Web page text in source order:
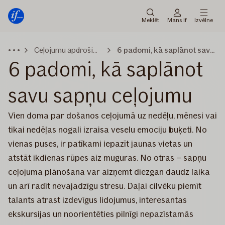
izvēlne
Meklēt Mans If Izvēlne
Ceļojumu apdrošināšana 6 padomi, kā saplānot savu sapņu ceļojumu
6 padomi, kā saplānot
savu sapņu ceļojumu
Vien doma par došanos ceļojumā uz nedēļu, mēnesi vai
tikai nedēļas nogali izraisa veselu emociju buķeti. No
vienas puses, ir patīkami iepazīt jaunas vietas un
atstāt ikdienas rūpes aiz muguras. No otras – sapņu
ceļojuma plānošana var aizņemt diezgan daudz laika
un arī radīt nevajadzīgu stresu. Daļai cilvēku piemīt
talants atrast izdevīgus lidojumus, interesantas
ekskursijas un noorientēties pilnīgi nepazīstamās